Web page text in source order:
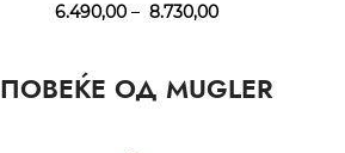
6.490,00 – 8.730,00
ПОВЕЌЕ ОД MUGLER